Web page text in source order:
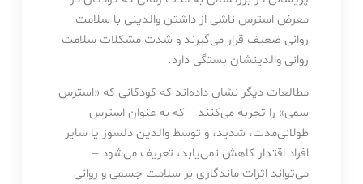
معرض استرس ناشی از داشتن والدینی با سلامت
روانی ضعیف قرار می‌گیرند و شدت مشکلات سلامت
روانی والدینشان بستگی دارد.
مطالعات دیگر نشان داده‌اند که کودکانی که «استرس
سمی» را تجربه می‌کنند – که به عنوان استرس
طولانی‌مدت، شدید، و توسط والدین دلسوز یا سایر
افراد اقتدار کاهش نمی‌یابد، تعریف می‌شود –
می‌تواند اثرات ماندگاری بر سلامت جسمی و روانی